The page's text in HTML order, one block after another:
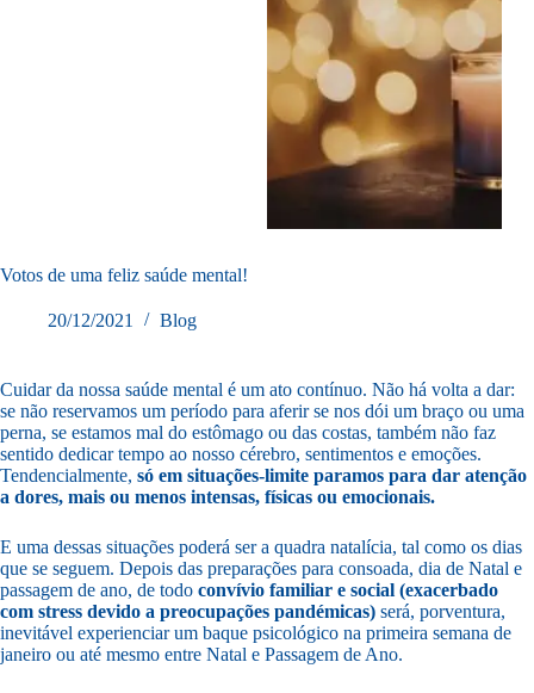
Votos de uma feliz saúde mental!
20/12/2021 Blog
Cuidar da nossa saúde mental é um ato contínuo. Não há volta a dar:
se não reservamos um período para aferir se nos dói um braço ou uma
perna, se estamos mal do estômago ou das costas, também não faz
sentido dedicar tempo ao nosso cérebro, sentimentos e emoções.
Tendencialmente, só em situações-limite paramos para dar atenção
a dores, mais ou menos intensas, físicas ou emocionais.
E uma dessas situações poderá ser a quadra natalícia, tal como os dias
que se seguem. Depois das preparações para consoada, dia de Natal e
passagem de ano, de todo convívio familiar e social (exacerbado
com stress devido a preocupações pandémicas) será, porventura,
inevitável experienciar um baque psicológico na primeira semana de
janeiro ou até mesmo entre Natal e Passagem de Ano.